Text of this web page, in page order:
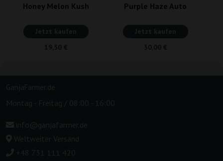
Honey Melon Kush
Jetzt kaufen
19,50 €
Purple Haze Auto
Jetzt kaufen
30,00 €
GanjaFarmer.de
Montag - Freitag / 08:00 - 16:00
info@ganjafarmer.de
Weltweiter Versand
+48 731 111 420